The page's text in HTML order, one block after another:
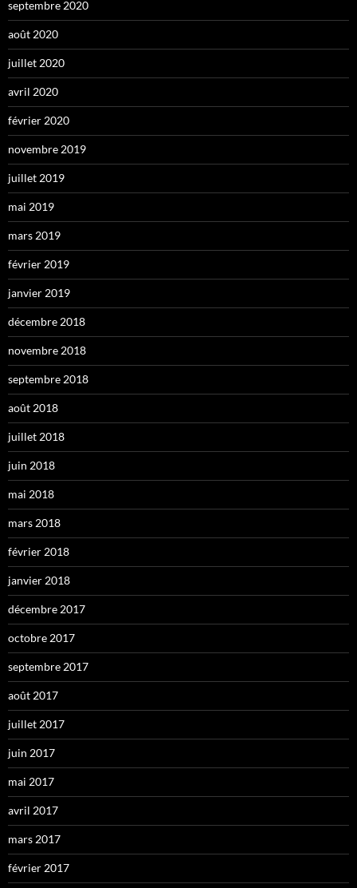
septembre 2020
août 2020
juillet 2020
avril 2020
février 2020
novembre 2019
juillet 2019
mai 2019
mars 2019
février 2019
janvier 2019
décembre 2018
novembre 2018
septembre 2018
août 2018
juillet 2018
juin 2018
mai 2018
mars 2018
février 2018
janvier 2018
décembre 2017
octobre 2017
septembre 2017
août 2017
juillet 2017
juin 2017
mai 2017
avril 2017
mars 2017
février 2017